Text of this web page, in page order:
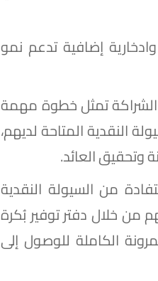
إضافية تدعم نمو
الشراكة تمثل خطوة مهمة
النقدية المتاحة لديهم،
وتحقيق العائد.
من السيولة النقدية
من خلال دفتر توفير بُكرة
الكاملة للوصول إلى